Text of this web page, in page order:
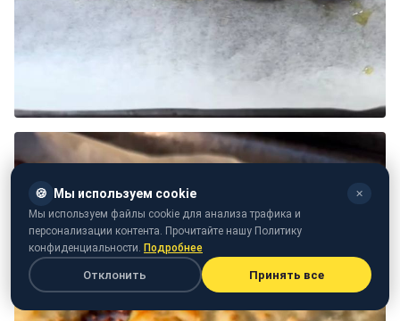
🍪 Мы используем cookie ✕
Мы используем файлы cookie для анализа трафика и
персонализации контента. Прочитайте нашу Политику
конфиденциальности. Подробнее
Отклонить Принять все